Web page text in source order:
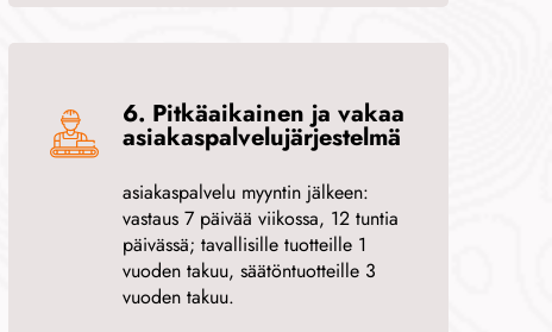
6. Pitkäaikainen ja vakaa
asiakaspalvelujärjestelmä
asiakaspalvelu myyntin jälkeen:
vastaus 7 päivää viikossa, 12 tuntia
päivässä; tavallisille tuotteille 1
vuoden takuu, säätöntuotteille 3
vuoden takuu.